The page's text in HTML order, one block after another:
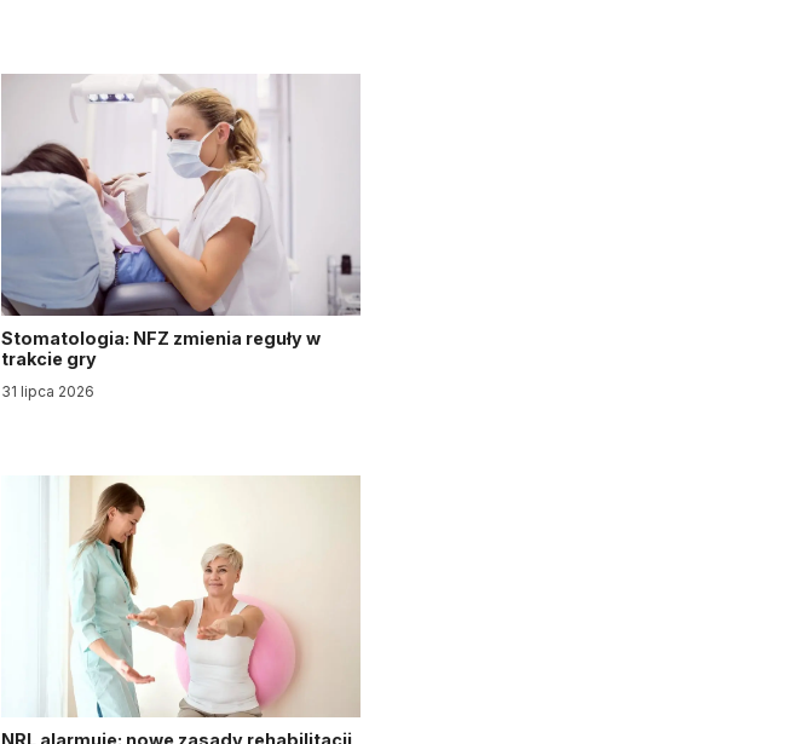
Stomatologia: NFZ zmienia reguły w
trakcie gry
31 lipca 2026
NRL alarmuje: nowe zasady rehabilitacji